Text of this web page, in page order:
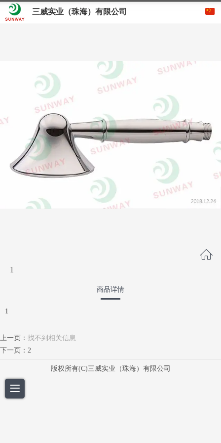
三威实业（珠海）有限公司
1
商品详情
1
上一页： 找不到相关信息
下一页： 2
版权所有(C)三威实业（珠海）有限公司